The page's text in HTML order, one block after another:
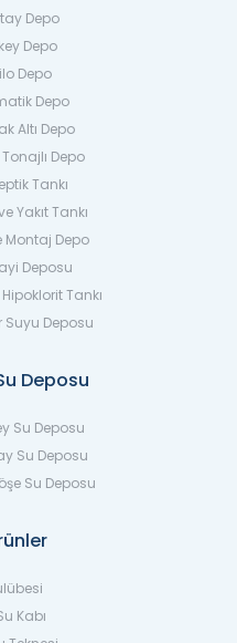
Depo
Depo
Depo
Depo
Altı Depo
Depo
Tankı
Yakıt Tankı
Montaj Depo
Deposu
Tankı
Suyu Deposu
Deposu
Su Deposu
Su Deposu
Su Deposu
Kabı